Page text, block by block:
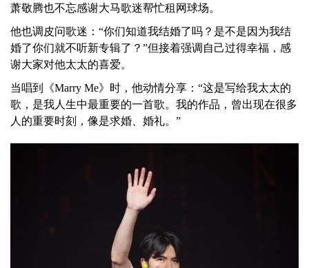
萧敬腾也不忘感谢大马歌迷帮忙租网球场。
他也调皮问歌迷：“你们知道我结婚了吗？是不是因为我结
婚了你们就不听新专辑了？”但接着强调自己过得幸福，感
谢大家对他太太的喜爱。
当唱到《Marry Me》时，他动情分享：“这是写给我太太的
歌，是我人生中最重要的一首歌。我的作品，曾出现在很多
人的重要时刻，像是求婚、婚礼。”